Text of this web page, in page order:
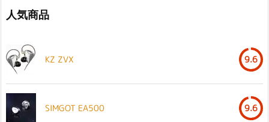
人気商品
KZ ZVX 9.6
SIMGOT EA500 9.6